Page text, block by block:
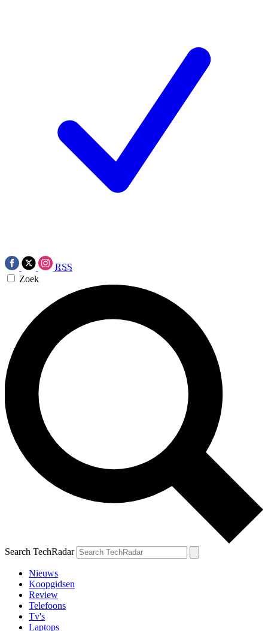
RSS
Zoek
Search TechRadar
Nieuws
Koopgidsen
Review
Telefoons
Tv's
Laptops